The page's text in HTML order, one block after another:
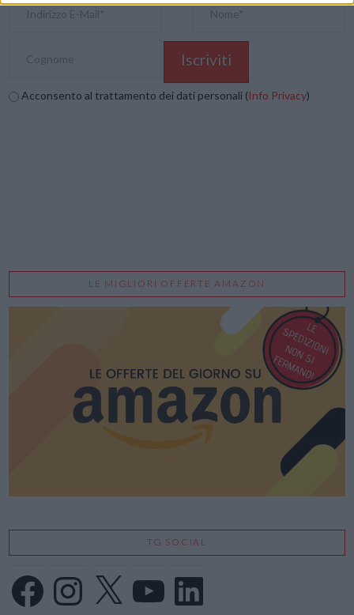
Acconsento al trattamento dei dati personali (Info Privacy)
LE MIGLIORI OFFERTE AMAZON
TG SOCIAL
FacebookInstagram
X LinkedIn